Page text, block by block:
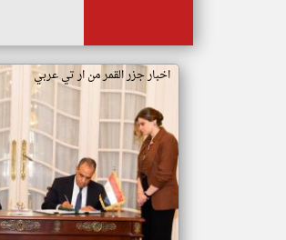
اخبار جزر القمر من ار تي عربي